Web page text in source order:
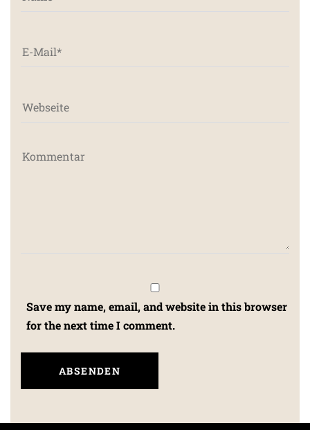
Save my name, email, and website in this browser
for the next time I comment.